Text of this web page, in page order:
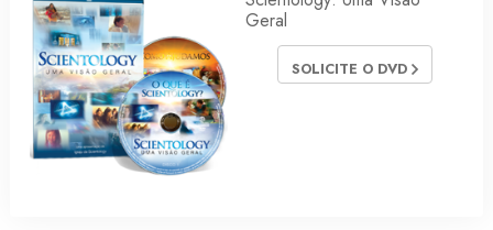
Geral
SOLICITE O DVD